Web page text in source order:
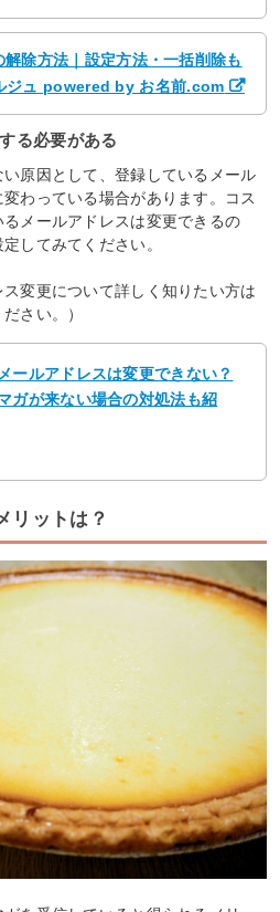
除方法｜設定方法・一括削除も
ジュ powered by お名前.com
る必要がある
原因として、登録しているメール
わっている場合があります。コス
メールアドレスは変更できるの
してみてください。
ス変更について詳しく知りたい方は
さい。）
ールアドレスは変更できない？
ガが来ない場合の対処法も紹
リットは？